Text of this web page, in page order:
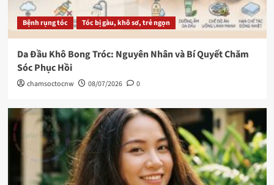
Bệnh rụng tóc Tóc bị gàu, khô sơ, trẻ ngọn
Da Đầu Khô Bong Tróc: Nguyên Nhân và Bí Quyết Chăm
Sóc Phục Hồi
chamsoctocnw 08/07/2026 0